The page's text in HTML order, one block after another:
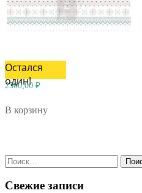
Остался
один!
2500,00 ₽
В корзину
Найти:
Свежие записи